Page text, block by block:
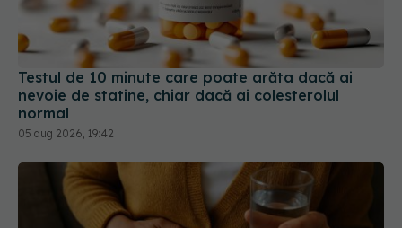
Testul de 10 minute care poate arăta dacă ai
nevoie de statine, chiar dacă ai colesterolul
05 aug 2026, 19:42